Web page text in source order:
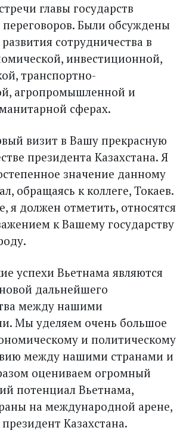
главы государств
Были обсуждены
сотрудничества в
инвестиционной,
транспортно-
агропромышленной и
сферах.
визит в Вашу прекрасную
президента Казахстана. Я
значение данному
обращаясь к коллеге, Токаев.
я должен отметить, относятся
к Вашему государству
успехи Вьетнама являются
дальнейшего
между нашими
Мы уделяем очень большое
и политическому
между нашими странами и
оцениваем огромный
потенциал Вьетнама,
на меж­дународной арене,
Казахстана.